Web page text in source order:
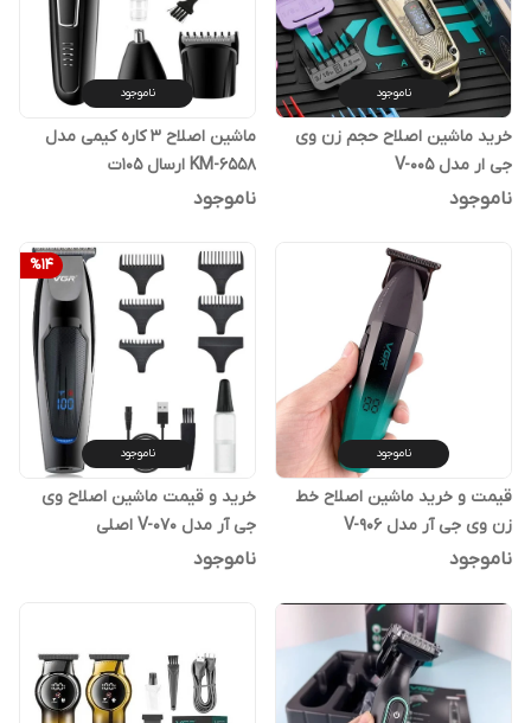
ناموجود
خرید ماشین اصلاح حجم زن وی
جی ار مدل V-005
ناموجود
ناموجود
ماشین اصلاح 3 کاره کیمی مدل
KM-6558 ارسال 105ت
ناموجود
ناموجود
قیمت و خرید ماشین اصلاح خط
زن وی جی آر مدل V-906
ناموجود
%14
ناموجود
خرید و قیمت ماشین اصلاح وی
جی آر مدل V-070 اصلی
ناموجود